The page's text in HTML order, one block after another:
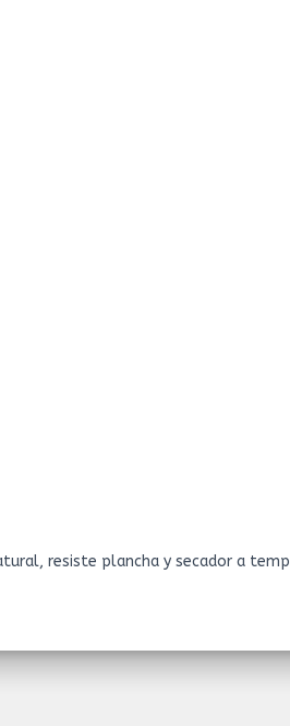
resiste plancha y secador a